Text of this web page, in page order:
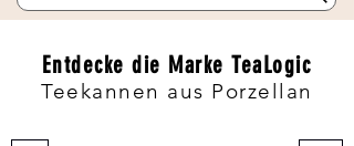
Entdecke die Marke TeaLogic
Teekannen aus Porzellan